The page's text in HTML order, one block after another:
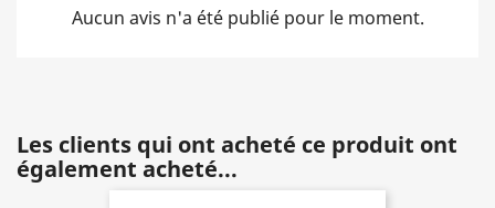
Aucun avis n'a été publié pour le moment.
Les clients qui ont acheté ce produit ont
également acheté...